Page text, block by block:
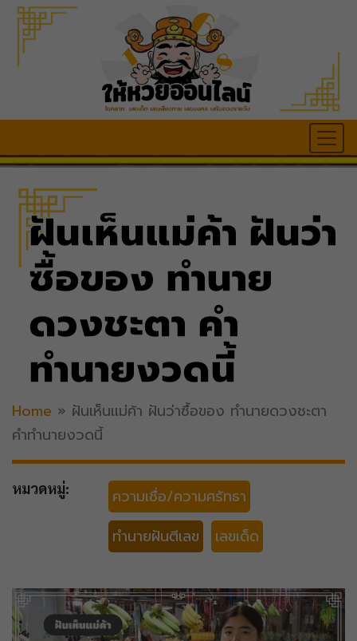
ฝันเห็นแม่ค้า ฝันว่า
ซื้อของ ทำนาย
ดวงชะตา คำ
ทำนายงวดนี้
Home » ฝันเห็นแม่ค้า ฝันว่าซื้อของ ทำนายดวงชะตา
คำทำนายงวดนี้
หมวดหมู่:
ความเชื่อ/ความศรัทธา
ทำนายฝันตีเลข
เลขเด็ด